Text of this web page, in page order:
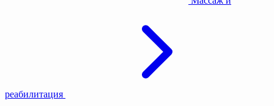
реабилитация